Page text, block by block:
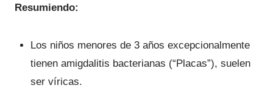
Resumiendo:
Los niños menores de 3 años excepcionalmente
tienen amigdalitis bacterianas (“Placas”), suelen
ser víricas.